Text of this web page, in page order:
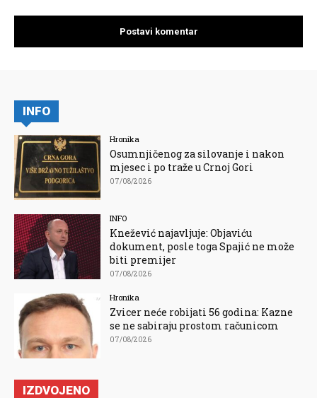
INFO
Hronika
Osumnjičenog za silovanje i nakon
mjesec i po traže u Crnoj Gori
07/08/2026
INFO
Knežević najavljuje: Objaviću
dokument, posle toga Spajić ne može
biti premijer
07/08/2026
Hronika
Zvicer neće robijati 56 godina: Kazne
se ne sabiraju prostom računicom
07/08/2026
IZDVOJENO